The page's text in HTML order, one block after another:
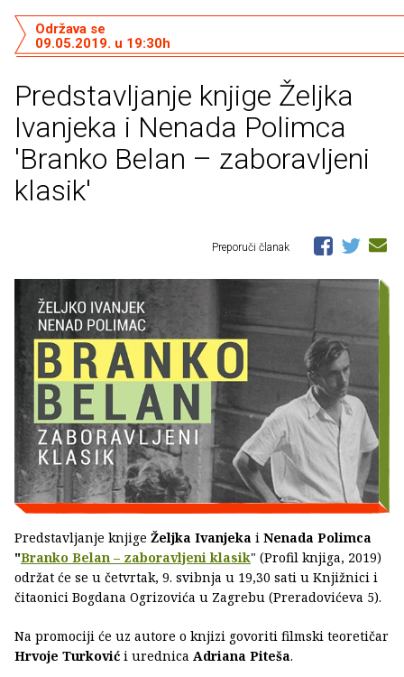
Predstavljanje knjige Željka
Ivanjeka i Nenada Polimca
'Branko Belan – zaboravljeni
klasik'
Održava se
09.05.2019. u 19:30h
Preporuči članak
Predstavljanje knjige Željka Ivanjeka i Nenada Polimca
"Branko Belan – zaboravljeni klasik" (Profil knjiga, 2019)
održat će se u četvrtak, 9. svibnja u 19,30 sati u Knjižnici i
čitaonici Bogdana Ogrizovića u Zagrebu (Preradovićeva 5).
Na promociji će uz autore o knjizi govoriti filmski teoretičar
Hrvoje Turković i urednica Adriana Piteša.